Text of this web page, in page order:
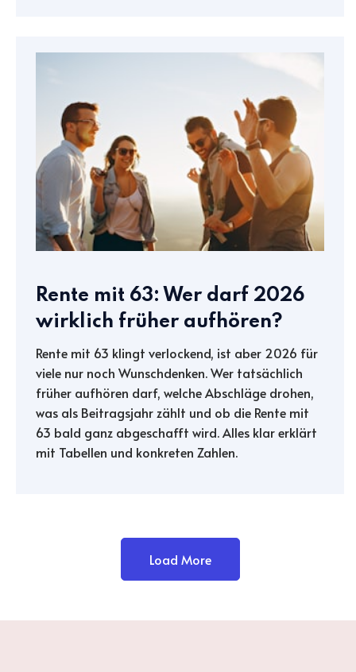
Rente mit 63: Wer darf 2026
wirklich früher aufhören?
Rente mit 63 klingt verlockend, ist aber 2026 für
viele nur noch Wunschdenken. Wer tatsächlich
früher aufhören darf, welche Abschläge drohen,
was als Beitragsjahr zählt und ob die Rente mit
63 bald ganz abgeschafft wird. Alles klar erklärt
mit Tabellen und konkreten Zahlen.
Load More